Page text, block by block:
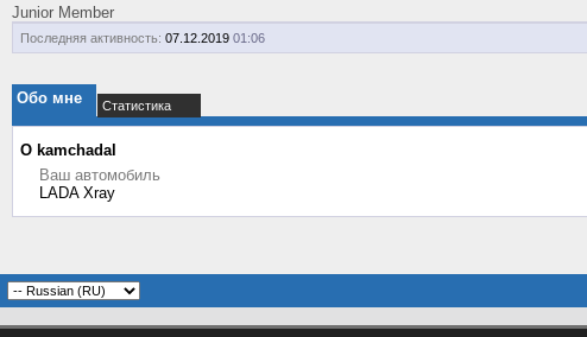
Junior Member
Последняя активность: 07.12.2019 01:06
Обо мне Статистика
О kamchadal
Ваш автомобиль
LADA Xray